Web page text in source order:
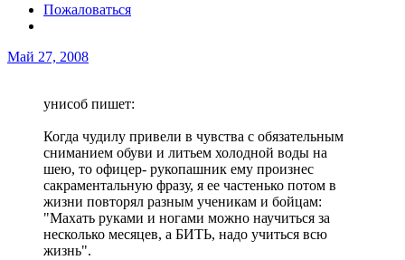
Пожаловаться
Май 27, 2008
унисоб пишет:
Когда чудилу привели в чувства с обязательным
сниманием обуви и литьем холодной воды на
шею, то офицер- рукопашник ему произнес
сакраментальную фразу, я ее частенько потом в
жизни повторял разным ученикам и бойцам:
"Махать руками и ногами можно научиться за
несколько месяцев, а БИТЬ, надо учиться всю
жизнь".